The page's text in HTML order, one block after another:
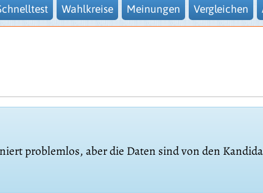
Wahlkreise Meinungen Vergleichen
problemlos, aber die Daten sind von den